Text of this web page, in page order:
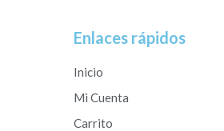
Enlaces rápidos
Inicio
Mi Cuenta
Carrito